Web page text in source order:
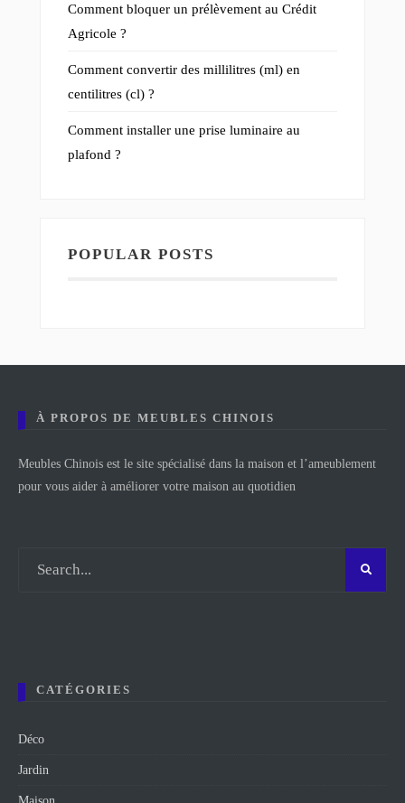
Comment bloquer un prélèvement au Crédit
Agricole ?
Comment convertir des millilitres (ml) en
centilitres (cl) ?
Comment installer une prise luminaire au
plafond ?
POPULAR POSTS
À PROPOS DE MEUBLES CHINOIS
Meubles Chinois est le site spécialisé dans la maison et l’ameublement
pour vous aider à améliorer votre maison au quotidien
CATÉGORIES
Déco
Jardin